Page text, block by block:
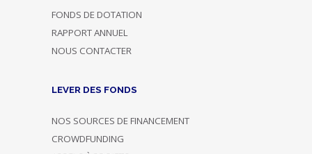
FONDS DE DOTATION
RAPPORT ANNUEL
NOUS CONTACTER
LEVER DES FONDS
NOS SOURCES DE FINANCEMENT
CROWDFUNDING